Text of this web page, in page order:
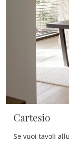
Cartesio